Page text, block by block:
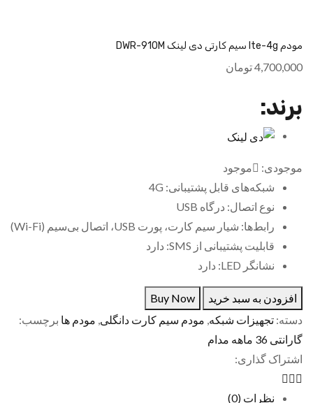
مودم lte-4g سیم کارتی دی لینک DWR-910M
4,700,000تومان
برند:
موجودی:
موجود
شبکه‌های قابل پشتیبانی: 4G
نوع اتصال: درگاه USB
رابط‌ها: شیار سیم کارت، پورت USB، اتصال بی‌سیم (Wi-Fi)
قابلیت پشتیبانی از SMS: دارد
نشانگر LED: دارد
افزودن به سبد خرید
Buy Now
دسته: تجهیزات شبکه, مودم سیم کارت دانگلی, مودم ها برچسب:
گارانتی 36 ماهه مدام
اشتراک گذاری:
نظرات (0)